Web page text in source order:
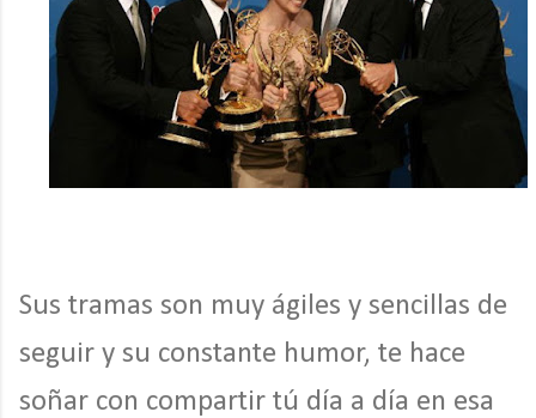
Sus tramas son muy ágiles y sencillas de
seguir y su constante humor, te hace
soñar con compartir tú día a día en esa